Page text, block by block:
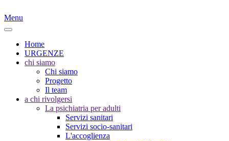
Menu
Home
URGENZE
chi siamo
Chi siamo
Progetto
Il team
a chi rivolgersi
La psichiatria per adulti
Servizi sanitari
Servizi socio-sanitari
L'accoglienza